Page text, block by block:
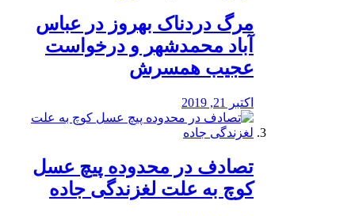
مرگ دردناک بهروز در عباس
آباد محمدشهر و درخواست
عجیب همسرش
اکتبر 21, 2019
تصادف در محدوده پیچ عسل
کوچ به علت لغزندگی جاده